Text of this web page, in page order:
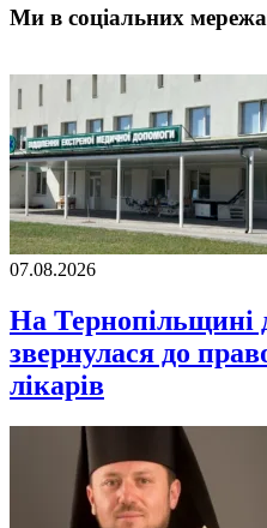
Ми в соціальних
07.08.2026
На Тернопільщині
звернулася до
лікарів